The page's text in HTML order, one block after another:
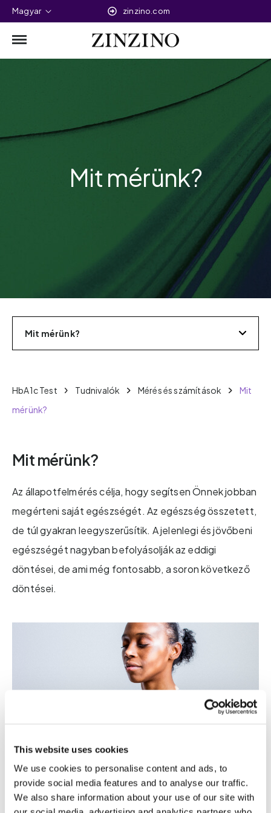
This website uses cookies
We use cookies to personalise content and ads, to
provide social media features and to analyse our traffic.
We also share information about your use of our site with
Magyar zinzino.com
Mit mérünk?
Mit mérünk?
HbA1c Test Tudnivalók Mérés és számítások
Mit
mérünk?
Mit mérünk?
Az állapotfelmérés célja, hogy segítsen Önnek jobban
megérteni saját egészségét. Az egészség összetett,
de túl gyakran leegyszerűsítik. A jelenlegi és jövőbeni
egészségét nagyban befolyásolják az eddigi
döntései, de ami még fontosabb, a soron következő
döntései.